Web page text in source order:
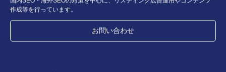
作成等を行っています。
お問い合わせ